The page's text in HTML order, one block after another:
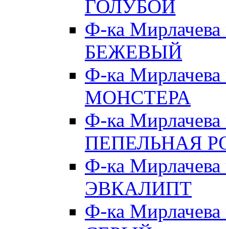
ГОЛУБОЙ
Ф-ка
БЕЖЕВЫЙ
Ф-ка
МОНСТЕРА
Ф-ка
ПЕПЕЛЬНАЯ
Ф-ка
ЭВКАЛИПТ
Ф-ка